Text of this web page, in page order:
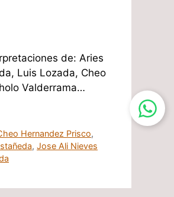
de: Aries
Luis Lozada, Cheo
Valderrama…
Hernandez Prisco,
, Jose Ali Nieves